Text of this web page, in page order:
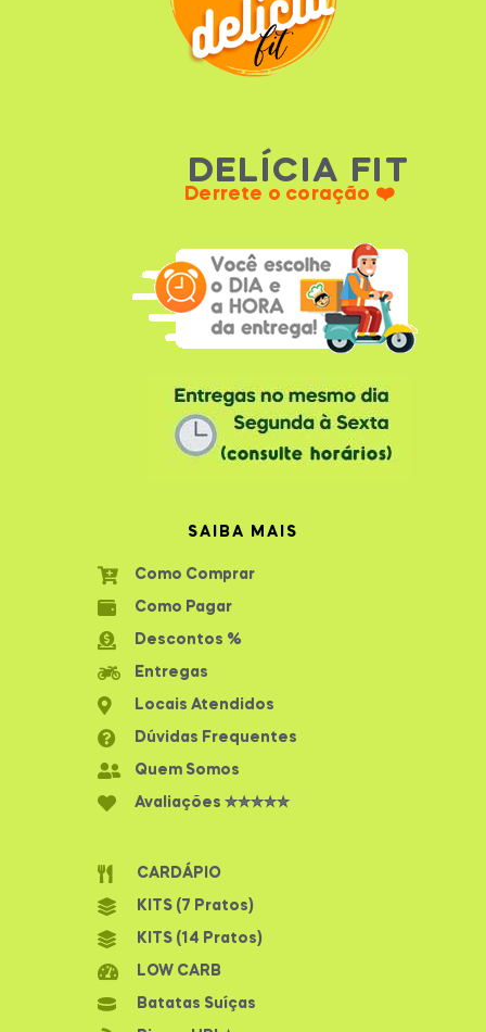
DELÍCIA FIT
Derrete o coração ❤️
SAIBA MAIS
Como Comprar
Como Pagar
Descontos %
Entregas
Locais Atendidos
Dúvidas Frequentes
Quem Somos
Avaliações ✮✮✮✮✮
CARDÁPIO
KITS (7 Pratos)
KITS (14 Pratos)
LOW CARB
Batatas Suíças